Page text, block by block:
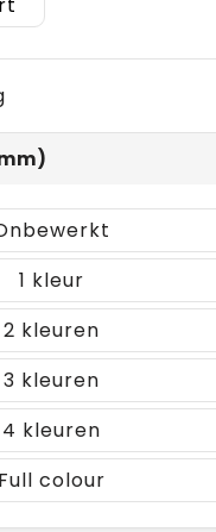
1
2
3
4
Full colour